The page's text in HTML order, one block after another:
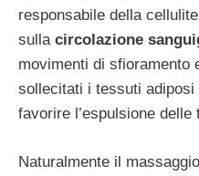
responsabile della
sulla circolazione
movimenti di sfioramento
sollecitati i tessuti
favorire l’espulsione delle
Naturalmente il